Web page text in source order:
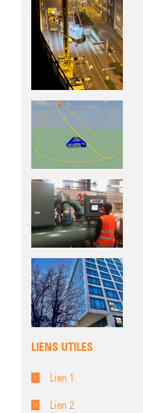
LIENS UTILES
Lien 1
Lien 2